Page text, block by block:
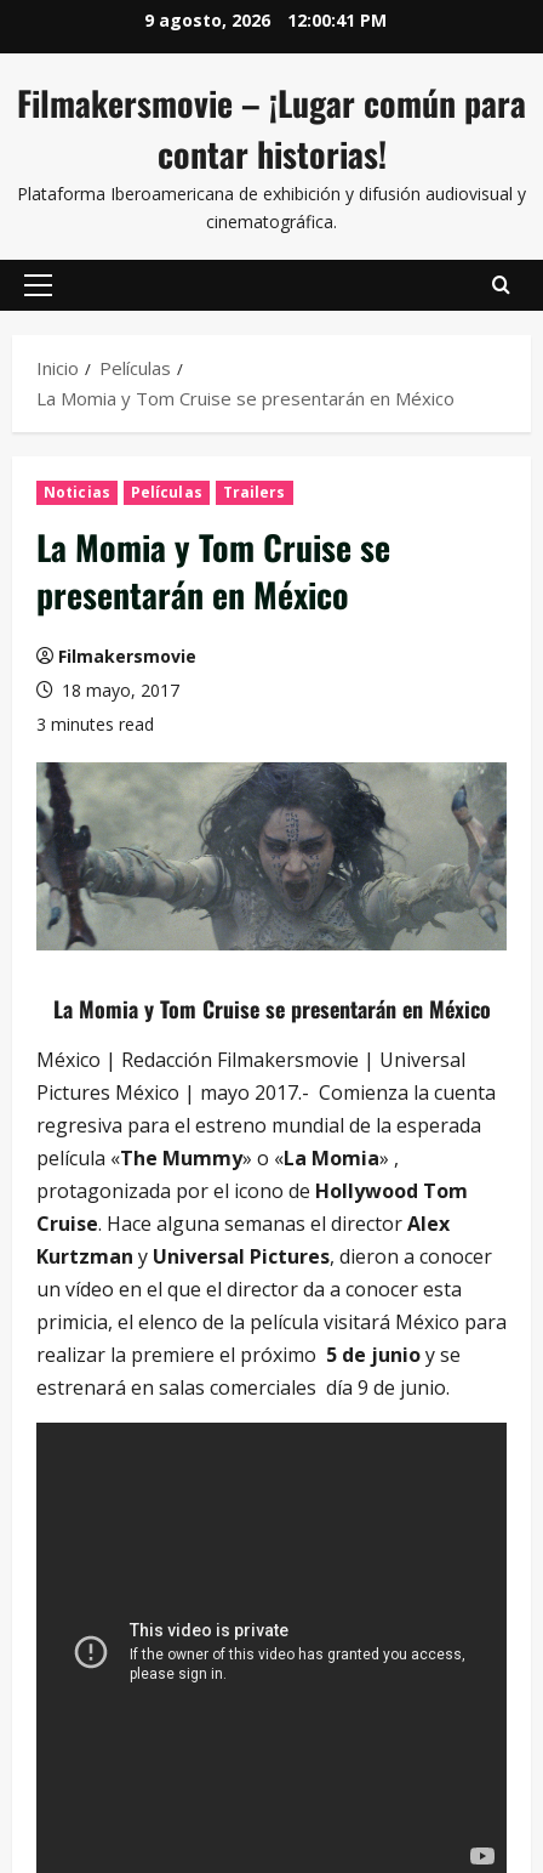
9 agosto, 2026 12:00:42 PM
Filmakersmovie – ¡Lugar común para
contar historias!
Plataforma Iberoamericana de exhibición y difusión audiovisual y
cinematográfica.
Inicio
Películas
La Momia y Tom Cruise se presentarán en México
Noticias Películas Trailers
La Momia y Tom Cruise se
presentarán en México
Filmakersmovie
18 mayo, 2017
3 minutes read
La Momia y Tom Cruise se presentarán en México
México | Redacción Filmakersmovie | Universal
Pictures México | mayo 2017.- Comienza la cuenta
regresiva para el estreno mundial de la esperada
película «The Mummy» o «La Momia» ,
protagonizada por el icono de Hollywood Tom
Cruise. Hace alguna semanas el directorAlex
Kurtzman y Universal Pictures, dieron a conocer
un vídeo en el que el director da a conocer esta
primicia, el elenco de la película visitará México para
realizar la premiere el próximo 5 de junioy se
estrenará en salas comerciales día 9 de junio.